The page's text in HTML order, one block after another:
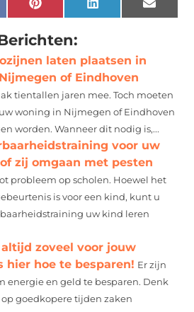
Pinterest LinkedIn Email
laten plaatsen in
of Eindhoven
tientallen jaren mee. Toch moeten
woning in Nijmegen of Eindhoven
worden. Wanneer dit nodig is,...
voor uw
zij omgaan met pesten
probleem op scholen. Hoewel het
is voor een kind, kunt u
uw kind leren
zoveel voor jouw
hier hoe te besparen! Er zijn
energie en geld te besparen. Denk
goedkopere tijden zaken